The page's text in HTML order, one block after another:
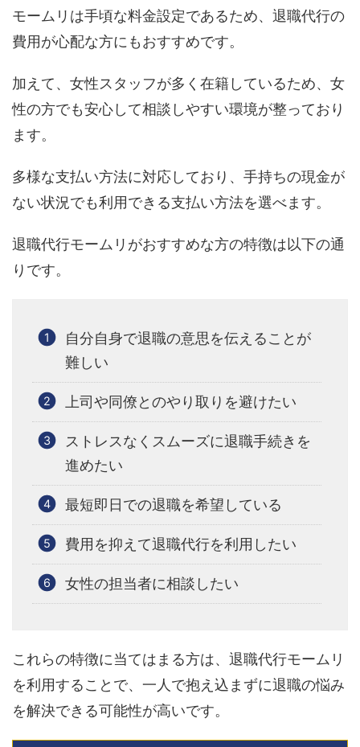
モームリは手頃な料金設定であるため、退職代行の
費用が心配な方にもおすすめです。
加えて、女性スタッフが多く在籍しているため、女
性の方でも安心して相談しやすい環境が整っており
ます。
多様な支払い方法に対応しており、手持ちの現金が
ない状況でも利用できる支払い方法を選べます。
退職代行モームリがおすすめな方の特徴は以下の通
りです。
自分自身で退職の意思を伝えることが
難しい
上司や同僚とのやり取りを避けたい
ストレスなくスムーズに退職手続きを
進めたい
最短即日での退職を希望している
費用を抑えて退職代行を利用したい
女性の担当者に相談したい
これらの特徴に当てはまる方は、退職代行モームリ
を利用することで、一人で抱え込まずに退職の悩み
を解決できる可能性が高いです。